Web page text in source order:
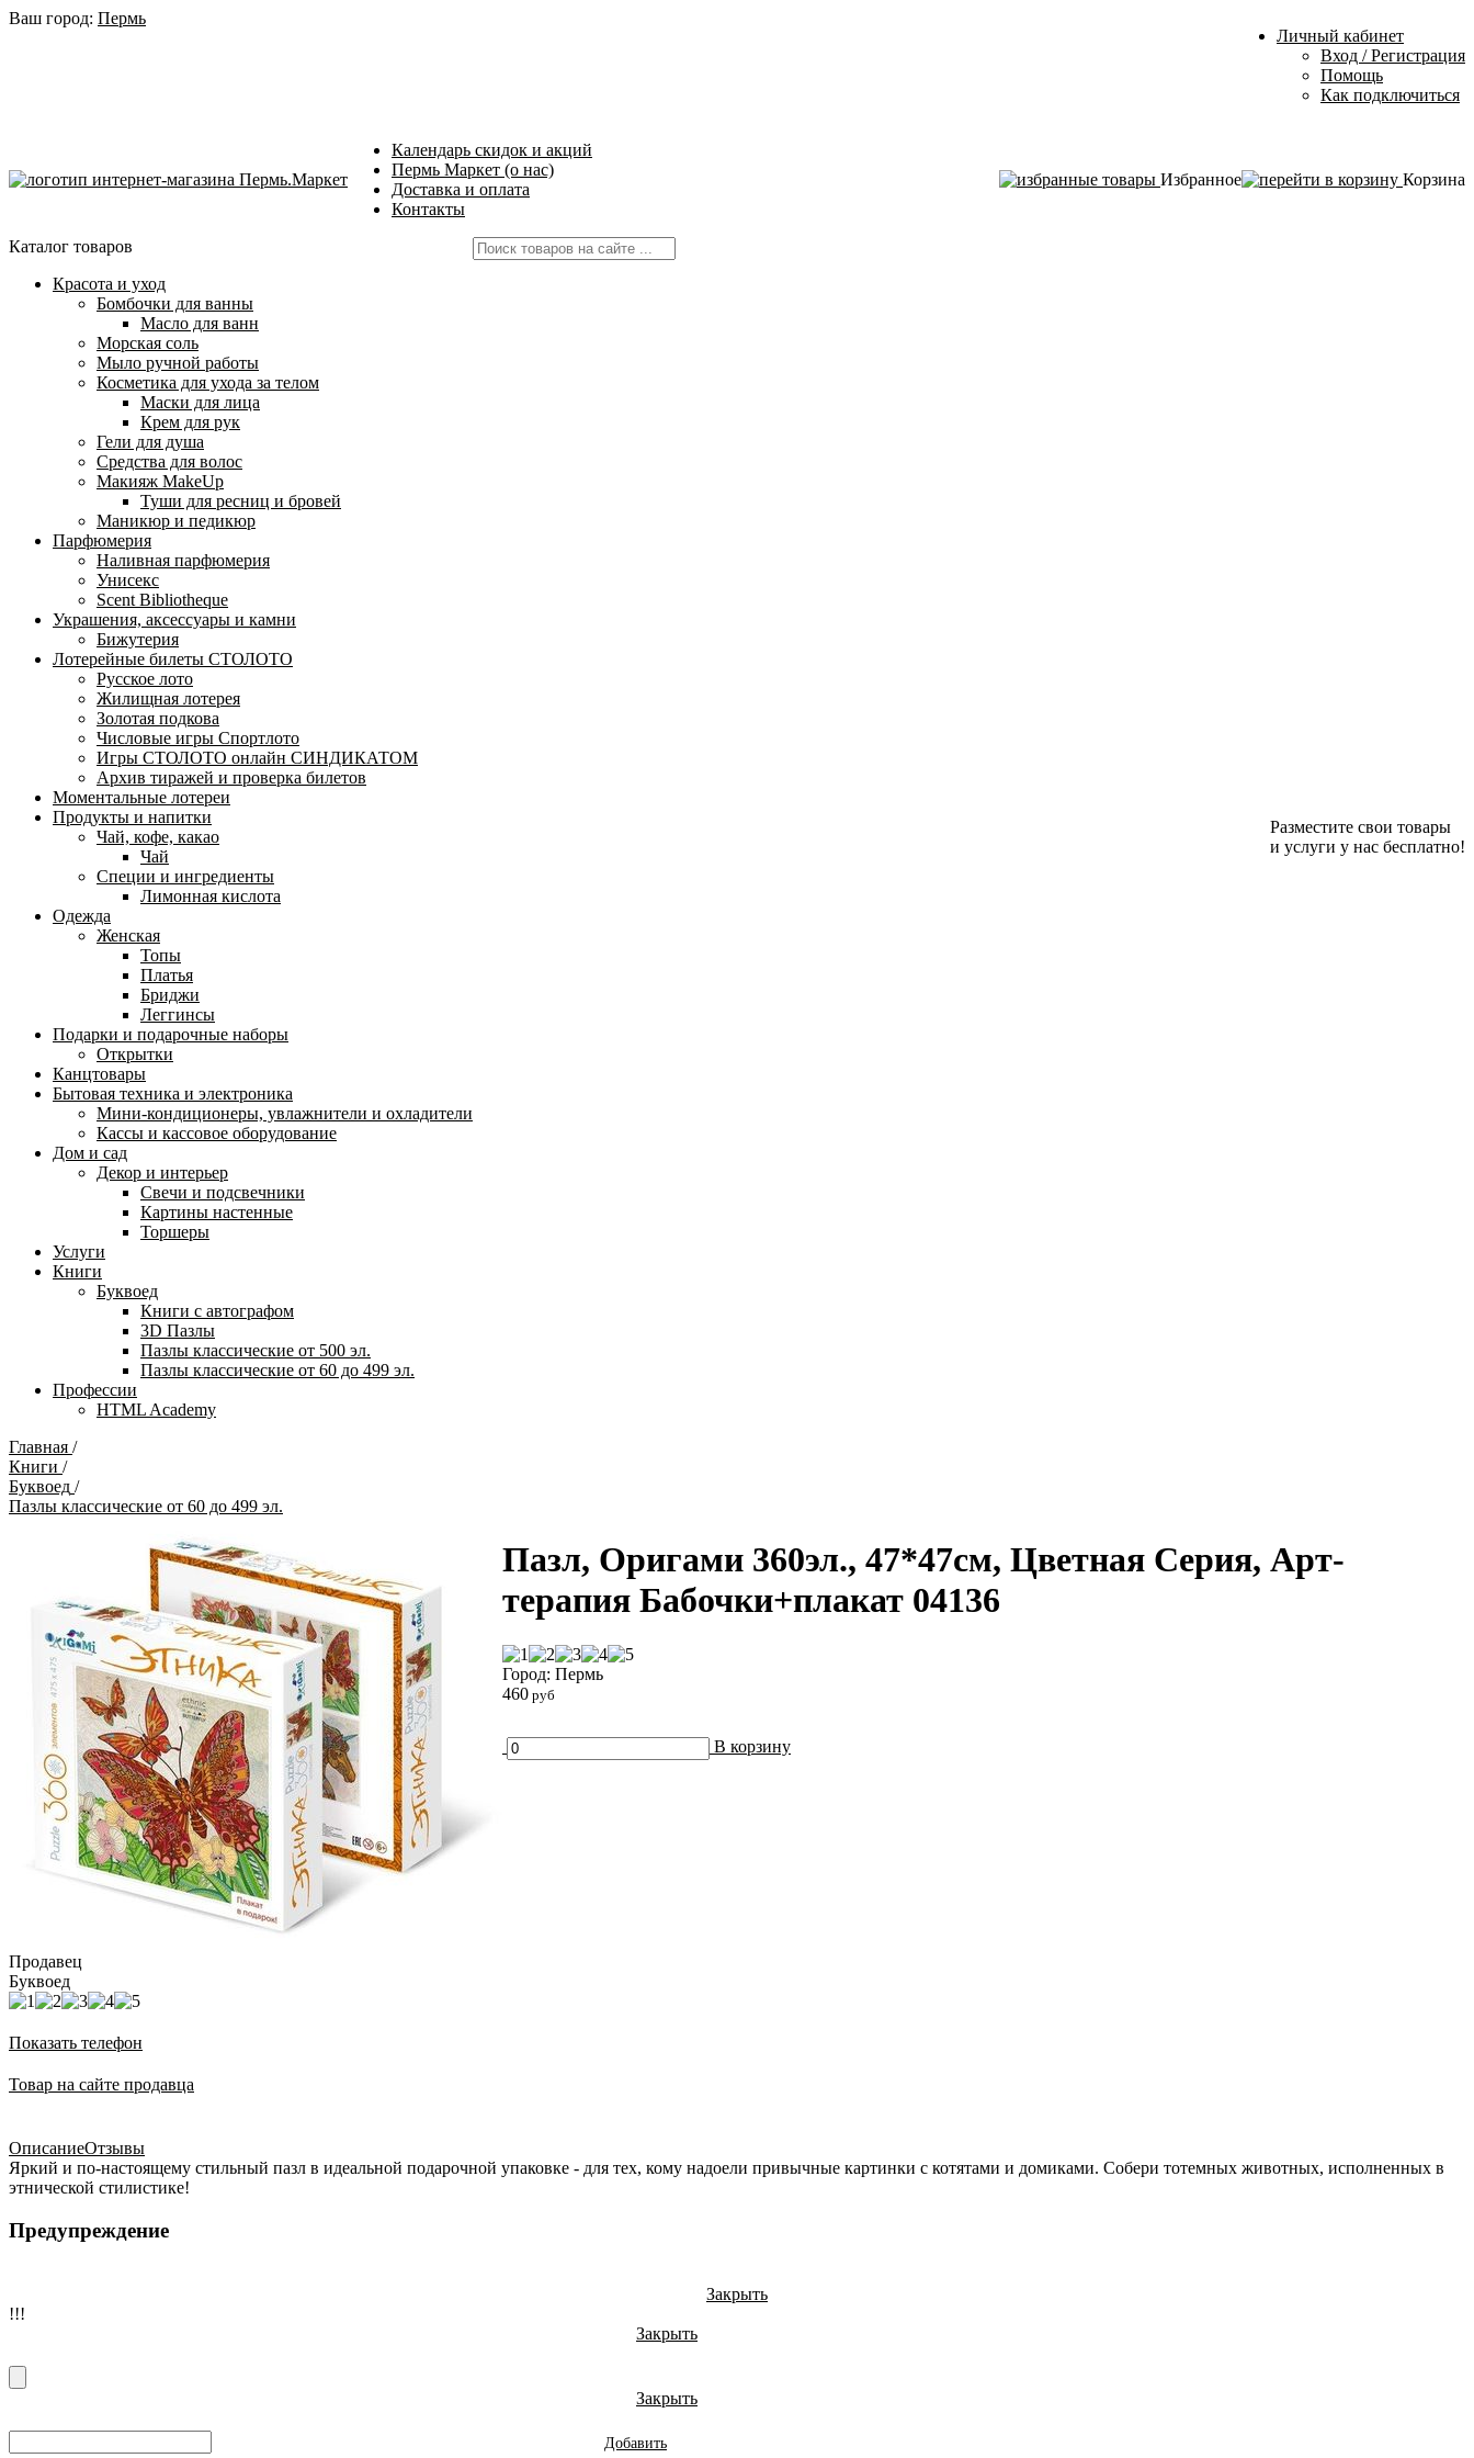
Ваш город: Пермь
Личный кабинет
Вход / Регистрация
Помощь
Как подключиться
Календарь скидок и акций
Пермь Маркет (о нас)
Доставка и оплата
Контакты
Избранное Корзина
Каталог товаров
Красота и уход
Бомбочки для ванны
Масло для ванн
Морская соль
Мыло ручной работы
Косметика для ухода за телом
Маски для лица
Крем для рук
Гели для душа
Средства для волос
Макияж MakeUp
Туши для ресниц и бровей
Маникюр и педикюр
Парфюмерия
Наливная парфюмерия
Унисекс
Scent Bibliotheque
Украшения, аксессуары и камни
Бижутерия
Лотерейные билеты СТОЛОТО
Русское лото
Жилищная лотерея
Золотая подкова
Числовые игры Спортлото
Игры СТОЛОТО онлайн СИНДИКАТОМ
Архив тиражей и проверка билетов
Моментальные лотереи
Продукты и напитки
Чай, кофе, какао
Чай
Специи и ингредиенты
Лимонная кислота
Одежда
Женская
Топы
Платья
Бриджи
Леггинсы
Подарки и подарочные наборы
Открытки
Канцтовары
Бытовая техника и электроника
Мини-кондиционеры, увлажнители и охладители
Кассы и кассовое оборудование
Дом и сад
Декор и интерьер
Свечи и подсвечники
Картины настенные
Торшеры
Услуги
Книги
Буквоед
Книги с автографом
3D Пазлы
Пазлы классические от 500 эл.
Пазлы классические от 60 до 499 эл.
Профессии
HTML Academy
Разместите свои товары
и услуги у нас бесплатно!
Главная /
Книги /
Буквоед /
Пазлы классические от 60 до 499 эл.
Продавец
Буквоед
Показать телефон
Товар на сайте продавца
Пазл, Оригами 360эл., 47*47см, Цветная Серия, Арт-
терапия Бабочки+плакат 04136
Город: Пермь
460 руб
В корзину
ОписаниеОтзывы
Яркий и по-настоящему стильный пазл в идеальной подарочной упаковке - для тех, кому надоели привычные картинки с котятами и домиками. Собери тотемных животных, исполненных в
этнической стилистике!
Предупреждение
Закрыть
!!!
Закрыть
Закрыть
Добавить